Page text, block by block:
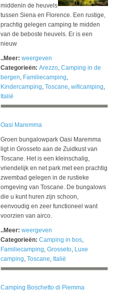
middenin de heuvels
tussen Siena en Florence. Een rustige,
prachtig gelegen camping te midden
van de beboste heuvels. Er is een
nieuw
..Meer: weergeven
Categorieën: Arezzo, Camping in de
bergen, Familiecamping,
Kindercamping, Toscane, wificamping,
Italië
Oasi Maremma
Groen bungalowpark Oasi Maremma
ligt in Grosseto aan de Zuidkust van
Toscane. Het is een kleinschalig,
vriendelijk en net park met een prachtig
zwembad gelegen in de rustieke
omgeving van Toscane. De bungalows
die u kunt huren zijn schoon,
eenvoudig en zeer functioneel want
voorzien van airco.
..Meer: weergeven
Categorieën: Camping in bos,
Familiecamping, Grosseto, Luxe
camping, Toscane, Italië
Camping Boschetto di Piemma